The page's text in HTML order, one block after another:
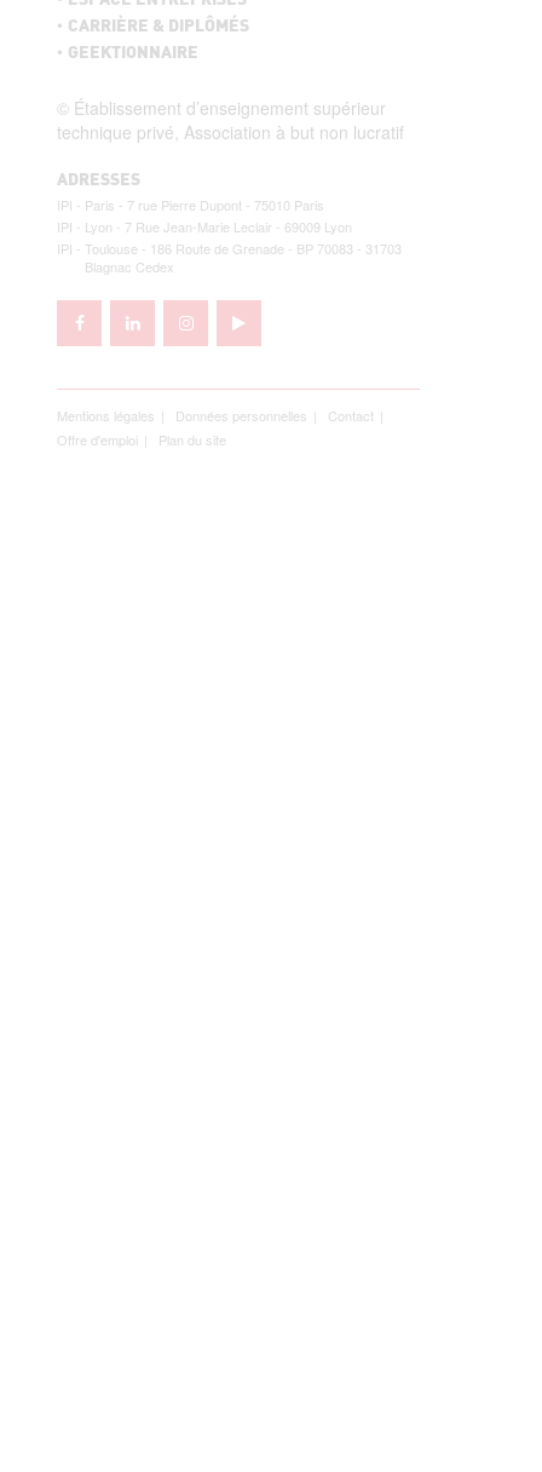
CARRIÈRE & DIPLÔMÉS
GEEKTIONNAIRE
© Établissement d’enseignement supérieur
technique privé, Association à but non lucratif
ADRESSES
Paris - 7 rue Pierre Dupont - 75010 Paris
Lyon - 7 Rue Jean-Marie Leclair - 69009 Lyon
Toulouse - 186 Route de Grenade - BP 70083 - 31703
Blagnac Cedex
Mentions légales Données personnelles
Contact
Offre d'emploi
Plan du site